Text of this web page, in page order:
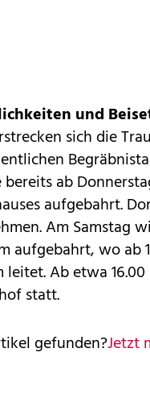
und
sich die
ab
aufgebahrt.
Am Samstag
aufgebahrt, wo ab
leitet. Ab etwa
statt.
gefunden?Jetzt